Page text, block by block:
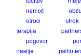
nemoč
otroci
otrok
terapija
pogovor
nasilje